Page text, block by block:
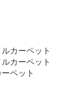
カーペット
カーペット
ペット